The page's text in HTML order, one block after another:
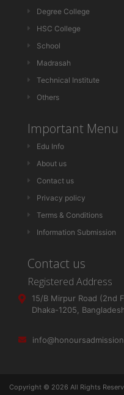
Degree College
HSC College
School
Madrasah
Technical Institute
Others
Important Menu
Edu Info
About us
Contact us
Privacy policy
Terms & Conditions
Information Submission
Contact us
Registered Address
15/B Mirpur Road (2nd
Dhaka-1205,
Copyright © 2026 All Rights